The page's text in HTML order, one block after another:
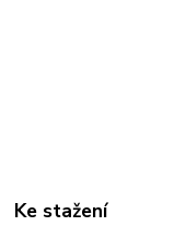
Ke stažení